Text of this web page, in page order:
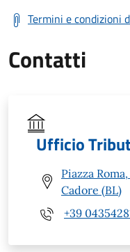
Termini e condizioni
Contatti
Ufficio
Piazza
Cadore (BL)
+39